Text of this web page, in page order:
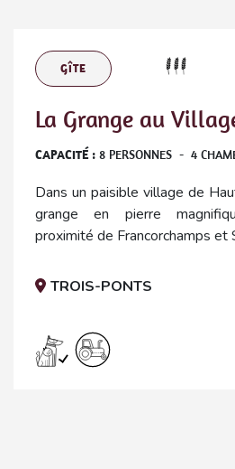
GÎTE
La Grange au
CAPACITÉ : 8 PERSONNES - 4
Dans un paisible village de
grange en pierre magnifiquement rénovée à
proximité de Francorchamps et
TROIS-PONTS